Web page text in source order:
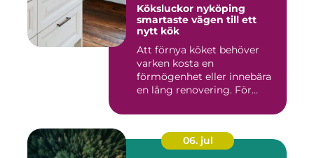
Köksluckor nyköping
smartaste vägen till ett
nytt kök
Att förnya köket behöver
varken kosta en
förmögenhet eller innebära
en lång renovering. För
06. jul